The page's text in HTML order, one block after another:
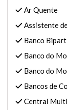
Ar Quente
Assistente
Banco
Banco do
Banco do
Bancos de
Central